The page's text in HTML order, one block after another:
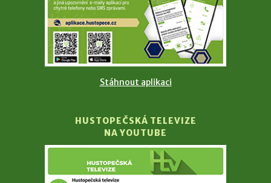
Stáhnout aplikaci
HUSTOPEČSKÁ TELEVIZE
NA YOUTUBE